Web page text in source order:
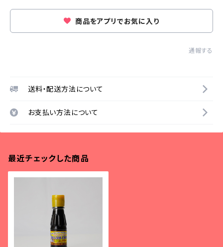
商品をアプリでお気に入り
通報する
送料・配送方法について
お支払い方法について
最近チェックした商品